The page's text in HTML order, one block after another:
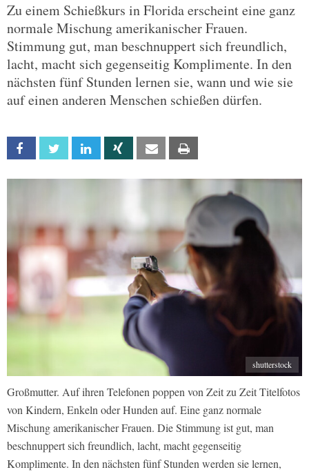
Zu einem Schießkurs in Florida erscheint eine ganz
normale Mischung amerikanischer Frauen.
Stimmung gut, man beschnuppert sich freundlich,
lacht, macht sich gegenseitig Komplimente. In den
nächsten fünf Stunden lernen sie, wann und wie sie
auf einen anderen Menschen schießen dürfen.
Facebook Twitter Linkedin Xing Email
shutterstock
Großmutter. Auf ihren Telefonen poppen von Zeit zu Zeit Titelfotos
von Kindern, Enkeln oder Hunden auf. Eine ganz normale
Mischung amerikanischer Frauen. Die Stimmung ist gut, man
beschnuppert sich freundlich, lacht, macht gegenseitig
Komplimente. In den nächsten fünf Stunden werden sie lernen,